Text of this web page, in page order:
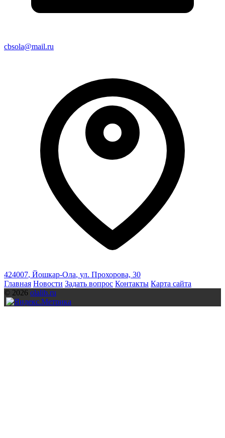
cbsola@mail.ru
424007, Йошкар-Ола, ул. Прохорова, 30
Главная Новости Задать вопрос Контакты Карта сайта
© 2026 olalib.ru